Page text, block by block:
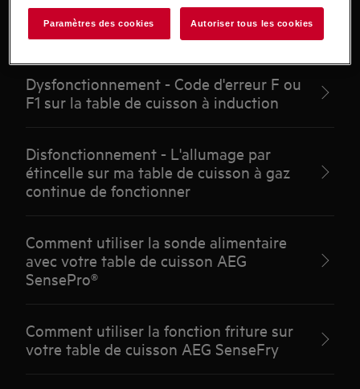
Les voyants SenseBoil clignotent sur la
table de cuisson à induction
Dysfonctionnement - Code d'erreur F ou
F1 sur la table de cuisson à induction
Disfonctionnement - L'allumage par
étincelle sur ma table de cuisson à gaz
continue de fonctionner
Comment utiliser la sonde alimentaire
avec votre table de cuisson AEG
SensePro®
Comment utiliser la fonction friture sur
votre table de cuisson AEG SenseFry
Paramètres des cookies Autoriser tous les cookies